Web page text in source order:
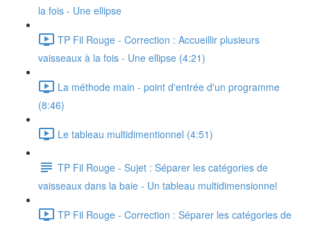
la fois - Une ellipse
TP Fil Rouge - Correction : Accueillir plusieurs
vaisseaux à la fois - Une ellipse (4:21)
La méthode main - point d'entrée d'un programme
(8:46)
Le tableau multidimentionnel (4:51)
TP Fil Rouge - Sujet : Séparer les catégories de
vaisseaux dans la baie - Un tableau multidimensionnel
TP Fil Rouge - Correction : Séparer les catégories de